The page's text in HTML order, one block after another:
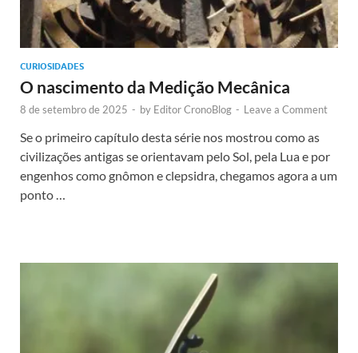
CURIOSIDADES
O nascimento da Medição Mecânica
8 de setembro de 2025 - by Editor CronoBlog - Leave a Comment
Se o primeiro capítulo desta série nos mostrou como as
civilizações antigas se orientavam pelo Sol, pela Lua e por
engenhos como gnômon e clepsidra, chegamos agora a um
ponto …